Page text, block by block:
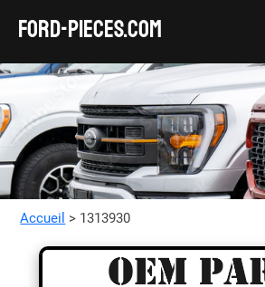
FORD-pieces.com
Accueil > 1313930